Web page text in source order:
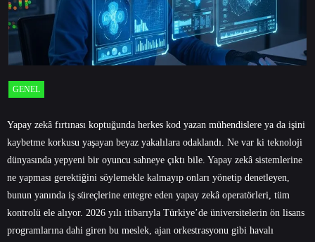
GENEL
Yapay zekâ fırtınası koptuğunda herkes kod yazan mühendislere ya da işini
kaybetme korkusu yaşayan beyaz yakalılara odaklandı. Ne var ki teknoloji
dünyasında yepyeni bir oyuncu sahneye çıktı bile. Yapay zekâ sistemlerine
ne yapması gerektiğini söylemekle kalmayıp onları yönetip denetleyen,
bunun yanında iş süreçlerine entegre eden yapay zekâ operatörleri, tüm
kontrolü ele alıyor. 2026 yılı itibarıyla Türkiye’de üniversitelerin ön lisans
programlarına dahi giren bu meslek, ajan orkestrasyonu gibi havalı